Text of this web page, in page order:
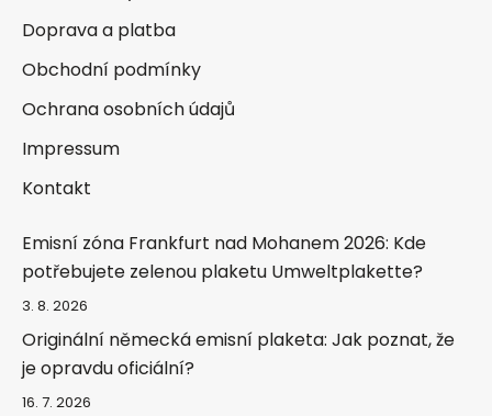
Doprava a platba
Obchodní podmínky
Ochrana osobních údajů
Impressum
Kontakt
Emisní zóna Frankfurt nad Mohanem 2026: Kde
potřebujete zelenou plaketu Umweltplakette?
3. 8. 2026
Originální německá emisní plaketa: Jak poznat, že
je opravdu oficiální?
16. 7. 2026